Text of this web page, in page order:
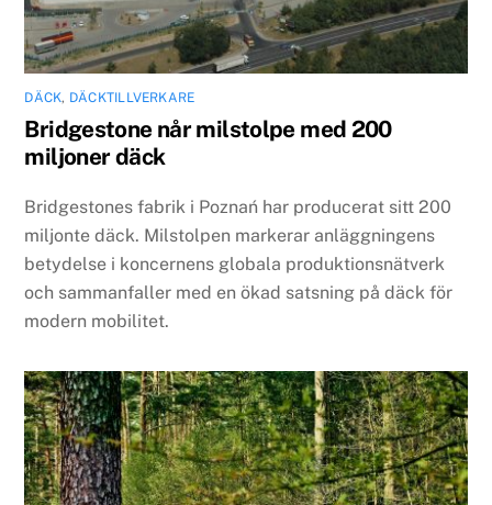
DÄCK, DÄCKTILLVERKARE
Bridgestone når milstolpe med 200
miljoner däck
Bridgestones fabrik i Poznań har producerat sitt 200
miljonte däck. Milstolpen markerar anläggningens
betydelse i koncernens globala produktionsnätverk
och sammanfaller med en ökad satsning på däck för
modern mobilitet.